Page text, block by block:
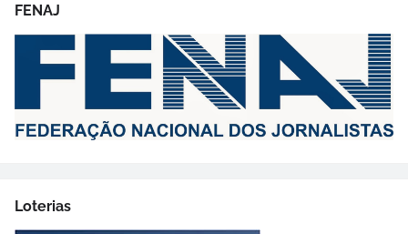
FENAJ
Loterias